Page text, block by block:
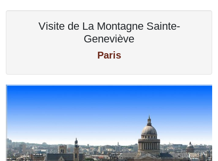
Visite de La Montagne Sainte-
Geneviève
Paris